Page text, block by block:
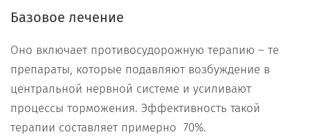
Базовое лечение
Оно включает противосудорожную терапию – те
препараты, которые подавляют возбуждение в
центральной нервной системе и усиливают
процессы торможения. Эффективность такой
терапии составляет примерно 70%.